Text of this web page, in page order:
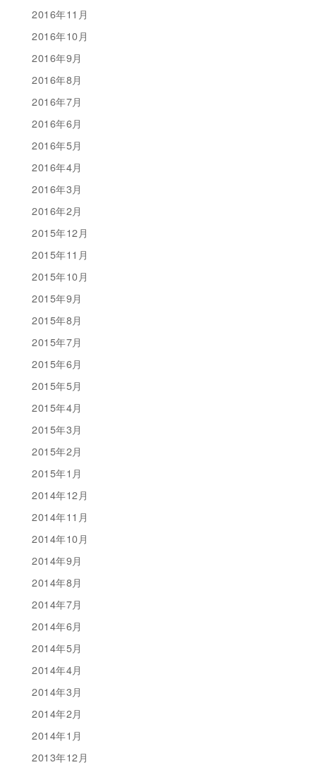
2016年11月
2016年10月
2016年9月
2016年8月
2016年7月
2016年6月
2016年5月
2016年4月
2016年3月
2016年2月
2015年12月
2015年11月
2015年10月
2015年9月
2015年8月
2015年7月
2015年6月
2015年5月
2015年4月
2015年3月
2015年2月
2015年1月
2014年12月
2014年11月
2014年10月
2014年9月
2014年8月
2014年7月
2014年6月
2014年5月
2014年4月
2014年3月
2014年2月
2014年1月
2013年12月